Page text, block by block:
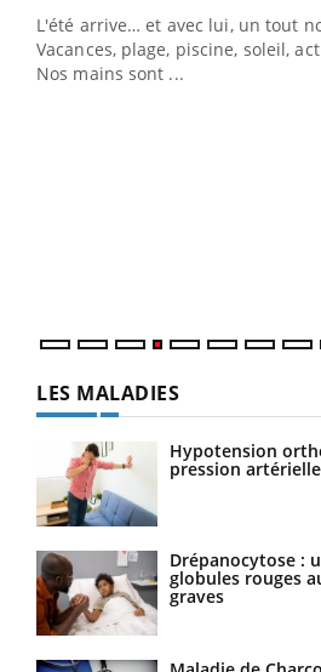
L'été arrive… et avec lui, un tout
Vacances, plage, piscine, soleil,
Nos mains sont ...
LES MALADIES
Hypotension
pression
Drépanocytose :
globules rouges
graves